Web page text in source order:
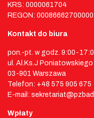
KRS: 0000061704
REGON: 00086662700000
Kontakt do biura
pon.-pt. w godz. 9:00-
ul. Al.Ks.J Poniatowskiego
03-901 Warszawa
Telefon: +48 575 905 675
E-mail:
Wpłaty